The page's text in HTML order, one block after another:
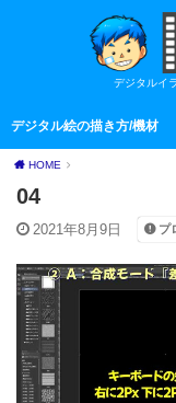
デジタルイ
デジタル絵の描き方/機材
HOME
04
2021年8月9日 プ